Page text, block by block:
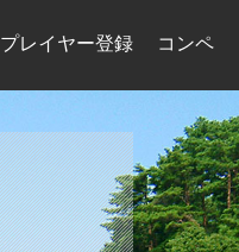
プレイヤー登録 コンペ